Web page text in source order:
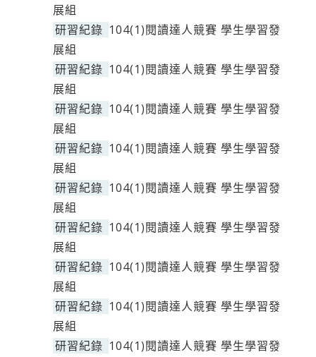
展組
研習紀錄 104(1)閱讀達人競賽 學生學習發
展組
研習紀錄 104(1)閱讀達人競賽 學生學習發
展組
研習紀錄 104(1)閱讀達人競賽 學生學習發
展組
研習紀錄 104(1)閱讀達人競賽 學生學習發
展組
研習紀錄 104(1)閱讀達人競賽 學生學習發
展組
研習紀錄 104(1)閱讀達人競賽 學生學習發
展組
研習紀錄 104(1)閱讀達人競賽 學生學習發
展組
研習紀錄 104(1)閱讀達人競賽 學生學習發
展組
研習紀錄 104(1)閱讀達人競賽 學生學習發